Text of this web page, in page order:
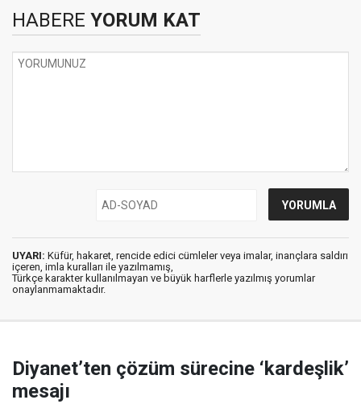
HABERE YORUM KAT
UYARI: Küfür, hakaret, rencide edici cümleler veya imalar, inançlara saldırı
içeren, imla kuralları ile yazılmamış,
Türkçe karakter kullanılmayan ve büyük harflerle yazılmış yorumlar
onaylanmamaktadır.
Diyanet’ten çözüm sürecine ‘kardeşlik’
mesajı